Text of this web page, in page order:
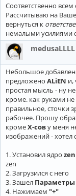
Соответственно
Рассчитываю на
вернуться к
немалыми усилиями
medusaLLLL
Небольшое
предложено ALiEN и,
простая мысль - ну
кроме. как руками
правильное, сточки
рабочее. Прошу
кромеХ-сову меня
изображений - хотел
1. Установил ядро zen
zen
2. Загрузился с него
3. Зашел
4. Нажимаем "+"